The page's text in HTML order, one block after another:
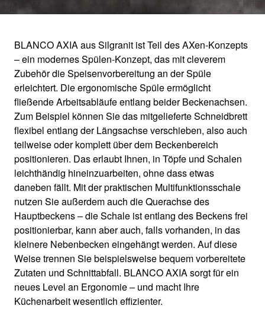
AXIA III
Ergonomische Spüle mit cleverem Zubehör
BLANCO AXIA aus Silgranit ist Teil des AXen-Konzepts
– ein modernes Spülen-Konzept, das mit cleverem
Zubehör die Speisenvorbereitung an der Spüle
erleichtert. Die ergonomische Spüle ermöglicht
fließende Arbeitsabläufe entlang beider Beckenachsen.
Zum Beispiel können Sie das mitgelieferte Schneidbrett
flexibel entlang der Längsachse verschieben, also auch
teilweise oder komplett über dem Beckenbereich
positionieren. Das erlaubt Ihnen, in Töpfe und Schalen
leichthändig hineinzuarbeiten, ohne dass etwas
daneben fällt. Mit der praktischen Multifunktionsschale
nutzen Sie außerdem auch die Querachse des
Hauptbeckens – die Schale ist entlang des Beckens frei
positionierbar, kann aber auch, falls vorhanden, in das
kleinere Nebenbecken eingehängt werden. Auf diese
Weise trennen Sie beispielsweise bequem vorbereitete
Zutaten und Schnittabfall. BLANCO AXIA sorgt für ein
neues Level an Ergonomie – und macht Ihre
Küchenarbeit wesentlich effizienter.